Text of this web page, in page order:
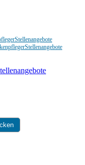
Stellenangebote
Stellenangebote